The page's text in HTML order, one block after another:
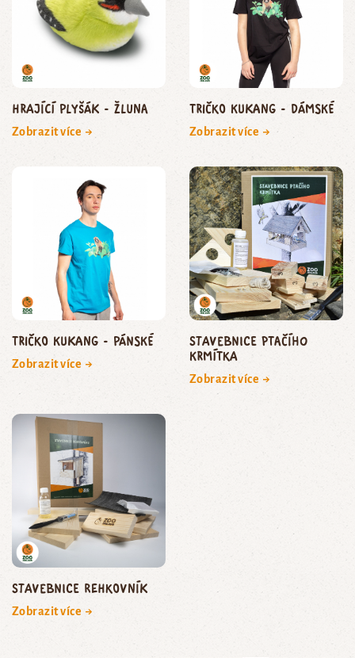
Hrající plyšák - žluna
Zobrazit více →
Tričko Kukang - dámské
Zobrazit více →
Tričko Kukang - pánské
Zobrazit více →
Stavebnice ptačího
krmítka
Zobrazit více →
Stavebnice rehkovník
Zobrazit více →